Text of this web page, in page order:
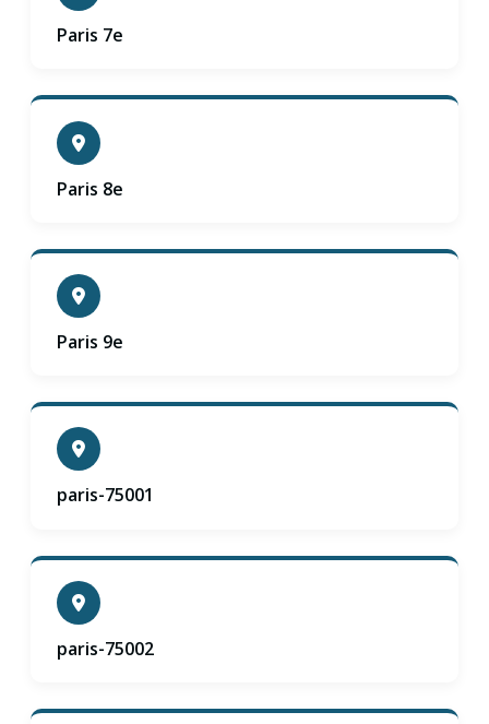
Paris 7e
Paris 8e
Paris 9e
paris-75001
paris-75002